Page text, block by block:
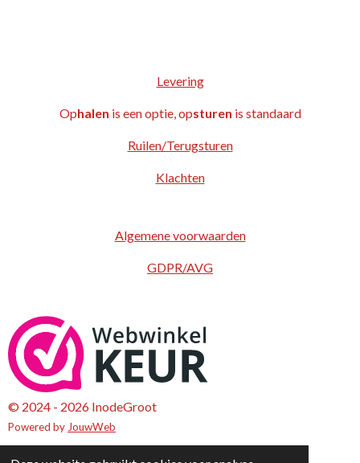
Levering
Ophalen is een optie, opsturen is standaard
Ruilen/Terugsturen
Klachten
Algemene voorwaarden
GDPR/AVG
© 2024 - 2026 InodeGroot
Powered by JouwWeb